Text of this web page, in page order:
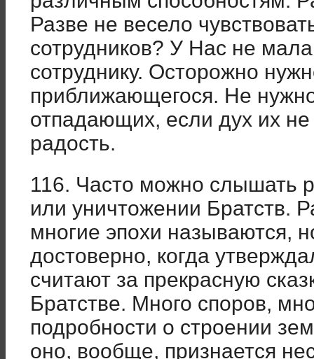
Разве не весело
сотрудников? У Нас не
сотруднику. Осторожно
приближающегося. Не
отпадающих, если дух их
радость.
116. Часто можно слышать
или уничтожении Братств.
многие эпохи называются,
достоверно, когда
считают за прекрасную
Братстве. Много споров,
подробности о строении
оно, вообще, признается